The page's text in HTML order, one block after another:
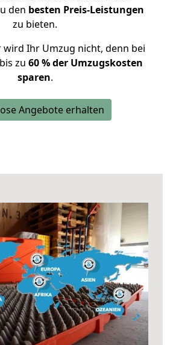
den besten Preis-Leistungen
zu bieten.
Ihr Umzug nicht, denn bei
zu 60 % der Umzugskosten
sparen.
Angebote erhalten